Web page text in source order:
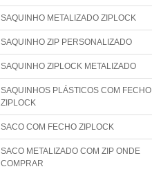
SAQUINHO METALIZADO ZIPLOCK
SAQUINHO ZIP PERSONALIZADO
SAQUINHO ZIPLOCK METALIZADO
SAQUINHOS PLÁSTICOS COM FECHO
ZIPLOCK
SACO COM FECHO ZIPLOCK
SACO METALIZADO COM ZIP ONDE
COMPRAR